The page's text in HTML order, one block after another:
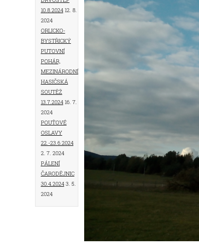
10.8.202412. 8.
2024
Orlicko-
Bystřický
putovní
pohár,
mezinárodní
hasičská
soutěž
13.7.202416. 7.
2024
Pouťové
oslavy
22.-23.6.2024
2. 7. 2024
Pálení
čarodějnic
30.4.20243. 5.
2024